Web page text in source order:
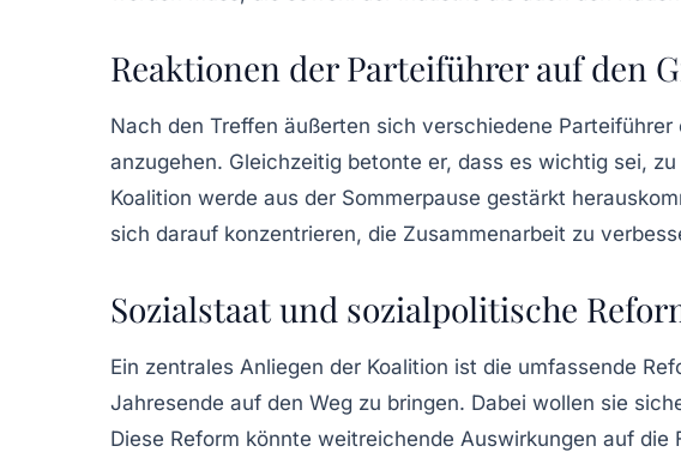
Reaktionen der Parteiführer auf den
Nach den Treffen äußerten sich verschiedene
anzugehen. Gleichzeitig betonte er, dass es wichtig sei,
Koalition werde aus der Sommerpause gestärkt
sich darauf konzentrieren, die Zusammenarbeit zu
Sozialstaat und sozialpolitische
Ein zentrales Anliegen der Koalition ist die umfassende
Jahresende auf den Weg zu bringen. Dabei wollen sie
Diese Reform könnte weitreichende Auswirkungen auf die